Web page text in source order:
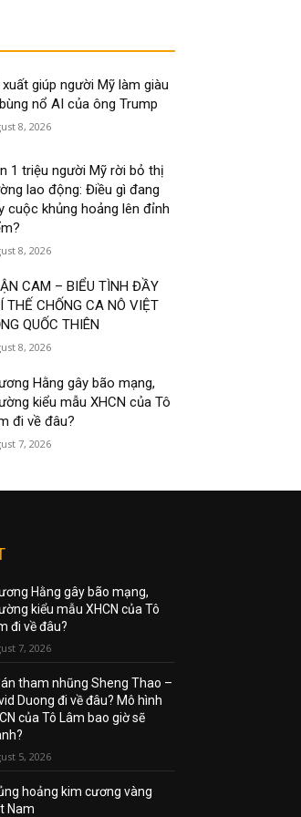
giúp người Mỹ làm giàu
nổ AI của ông Trump
8, 2026
1 triệu người Mỹ rời bỏ thị
lao động: Điều gì đang
cuộc khủng hoảng lên đỉnh
8, 2026
CAM – BIỂU TÌNH ĐẦY
THẾ CHỐNG CA NÔ VIỆT
QUỐC THIÊN
8, 2026
Hằng gây bão mạng,
kiểu mẫu XHCN của Tô
đi về đâu?
7, 2026
Hằng gây bão mạng,
kiểu mẫu XHCN của Tô
đi về đâu?
7, 2026
tham nhũng Sheng Thao –
Duong đi về đâu? Mô hình
của Tô Lâm bao giờ sẽ
5, 2026
hoảng kim cương vàng
Nam